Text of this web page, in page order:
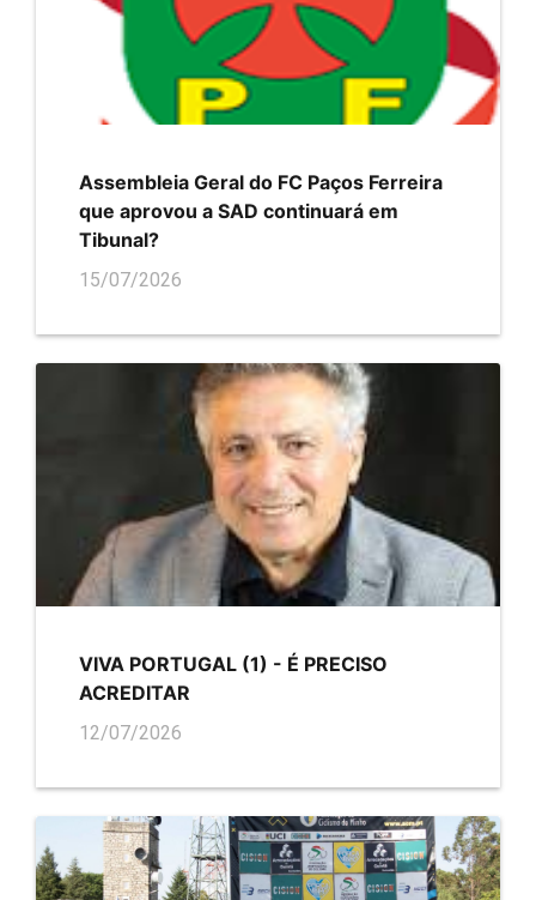
Assembleia Geral do FC Paços Ferreira
que aprovou a SAD continuará em
Tibunal?
15/07/2026
VIVA PORTUGAL (1) - É PRECISO
ACREDITAR
12/07/2026